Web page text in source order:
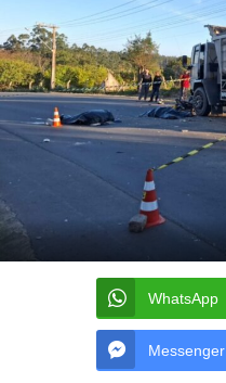
WhatsApp
Messenger